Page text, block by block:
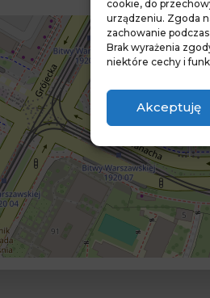
cookie, do
urządzeniu. Zgoda
zachowanie
Brak wyrażenia
niektóre cechy i
Akceptuję